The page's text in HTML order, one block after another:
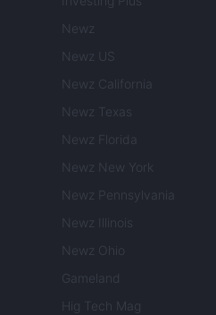
Newz
Newz US
Newz California
Newz Texas
Newz Florida
Newz New York
Newz Pennsylvania
Newz Illinois
Newz Ohio
Gameland
Hig Tech Mag